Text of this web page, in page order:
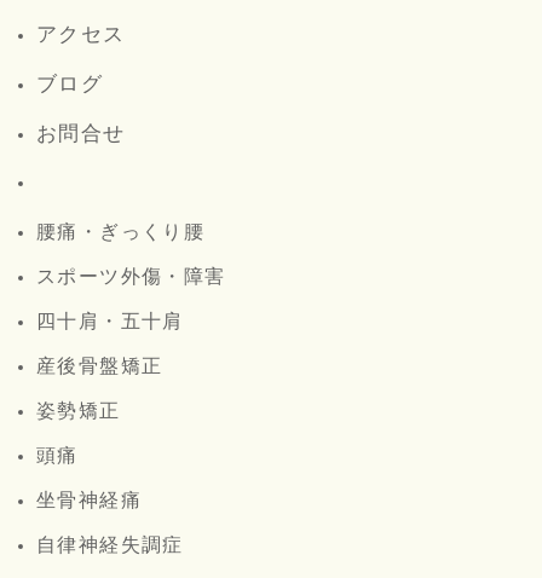
アクセス
ブログ
お問合せ
腰痛・ぎっくり腰
スポーツ外傷・障害
四十肩・五十肩
産後骨盤矯正
姿勢矯正
頭痛
坐骨神経痛
自律神経失調症